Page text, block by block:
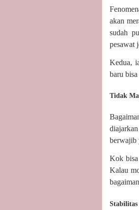
akan
sudah
pesawat
Kedua,
baru
Tidak
berwajib
Kok bisa
Kalau
Stabilitas